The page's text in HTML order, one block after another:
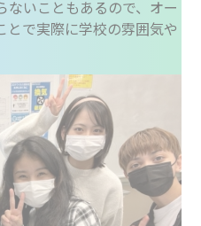
いこともあるので、オー
とで実際に学校の雰囲気や